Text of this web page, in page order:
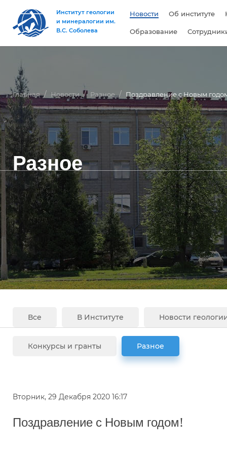
Институт геологии
и минералогии им.
В.С. Соболева
Новости Об институте
Образование
Главная Новости Разное Поздравление с Новым
Разное
Все В Институте Новости
Конкурсы и гранты Разное
Вторник, 29 Декабря 2020 16:17
Поздравление с Новым годом!